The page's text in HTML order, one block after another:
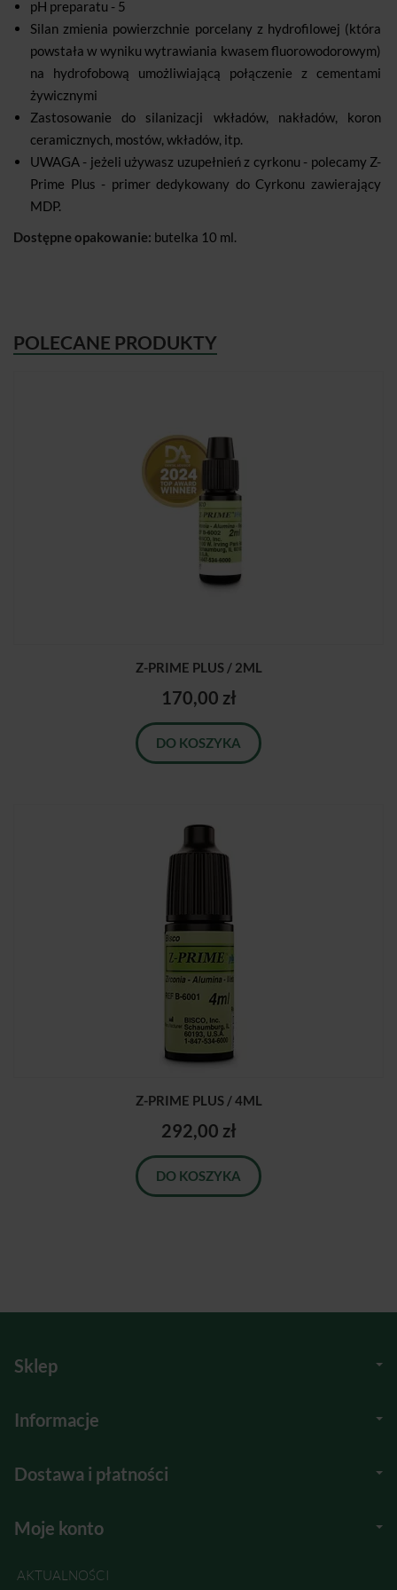
pH preparatu - 5
Silan zmienia powierzchnie porcelany z hydrofilowej (która
powstała w wyniku wytrawiania kwasem fluorowodorowym)
na hydrofobową umożliwiającą połączenie z cementami
żywicznymi
Zastosowanie do silanizacji wkładów, nakładów, koron
ceramicznych, mostów, wkładów, itp.
UWAGA - jeżeli używasz uzupełnień z cyrkonu - polecamy Z-
Prime Plus - primer dedykowany do Cyrkonu zawierający
MDP.
Dostępne opakowanie: butelka 10 ml.
POLECANE PRODUKTY
Z-PRIME PLUS / 2ML
170,00 zł
DO KOSZYKA
Z-PRIME PLUS / 4ML
292,00 zł
DO KOSZYKA
Sklep
Informacje
Dostawa i płatności
Moje konto
AKTUALNOŚCI